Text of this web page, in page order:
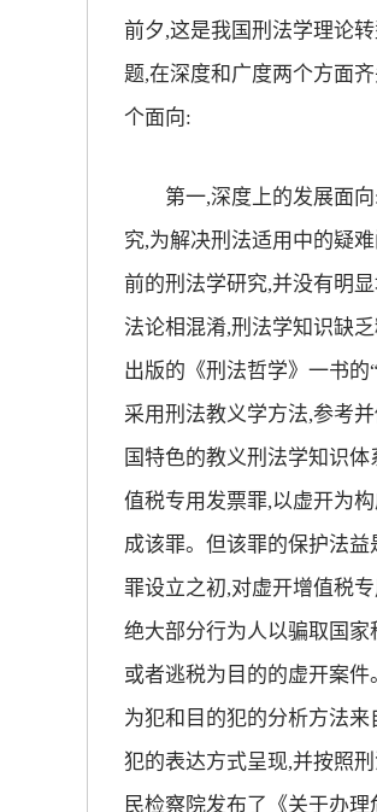
前夕,这是我国刑法学理论
题,在深度和广度两个方面
个面向:
第一,深度上的发展面向:
究,为解决刑法适用中的疑
前的刑法学研究,并没有明
法论相混淆,刑法学知识缺
出版的《刑法哲学》一书
采用刑法教义学方法,参考
国特色的教义刑法学知识
值税专用发票罪,以虚开为
成该罪。但该罪的保护法
罪设立之初,对虚开增值税
绝大部分行为人以骗取国
或者逃税为目的的虚开案
为犯和目的犯的分析方法
犯的表达方式呈现,并按照
民检察院发布了《关于办